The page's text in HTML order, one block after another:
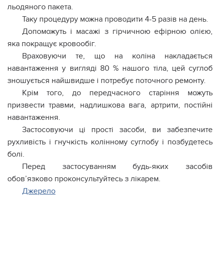
льодяного пакета.
Таку процедуру можна проводити 4-5 разів на день.
Допоможуть і масажі з гірчичною ефірною олією,
яка покращує кровообіг.
Враховуючи те, що на коліна накладається
навантаження у вигляді 80 % нашого тіла, цей суглоб
зношується найшвидше і потребує поточного ремонту.
Крім того, до передчасного старіння можуть
призвести травми, надлишкова вага, артрити, постійні
навантаження.
Застосовуючи ці прості засоби, ви забезпечите
рухливість і гнучкість колінному суглобу і позбудетесь
болі.
Перед застосуванням будь-яких засобів
обов’язково проконсультуйтесь з лікарем.
Джерело